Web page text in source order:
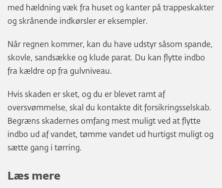
med hældning væk fra huset og kanter på trappeskakter
og skrånende indkørsler er eksempler.
Når regnen kommer, kan du have udstyr såsom spande,
skovle, sandsække og klude parat. Du kan flytte indbo
fra kældre op fra gulvniveau.
Hvis skaden er sket, og du er blevet ramt af
oversvømmelse, skal du kontakte dit forsikringsselskab.
Begræns skadernes omfang mest muligt ved at flytte
indbo ud af vandet, tømme vandet ud hurtigst muligt og
sætte gang i tørring.
Læs mere